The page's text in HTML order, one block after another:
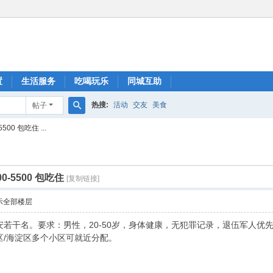
生活服务 吃喝玩乐 同城互助
帖子 热搜: 活动 交友 美食
包吃住 ...
5500 包吃住 [复制链接]
全部楼层
干名。要求：男性，20-50岁，身体健康，无犯罪记录，退伍军人优
淀区多个小区可就近分配。